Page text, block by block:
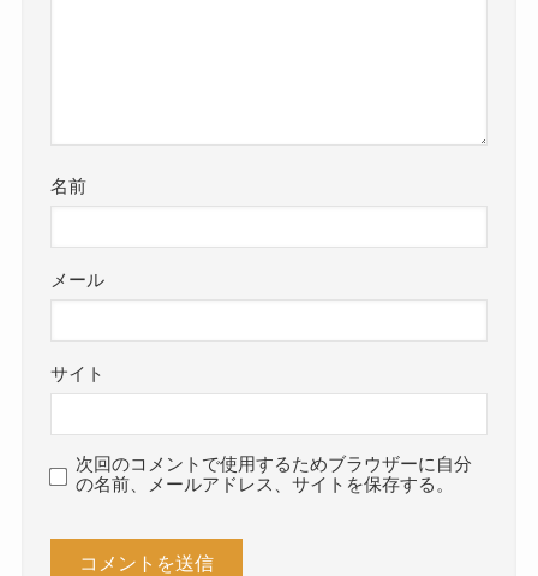
名前
メール
サイト
次回のコメントで使用するためブラウザーに自分
の名前、メールアドレス、サイトを保存する。